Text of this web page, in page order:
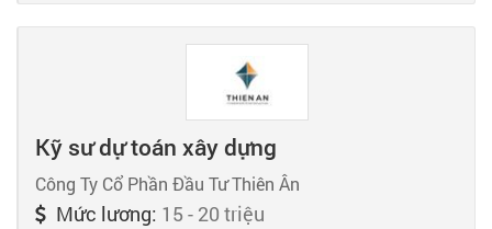
Kỹ sư dự toán xây dựng
Công Ty Cổ Phần Đầu Tư Thiên Ân
Mức lương: 15 - 20 triệu